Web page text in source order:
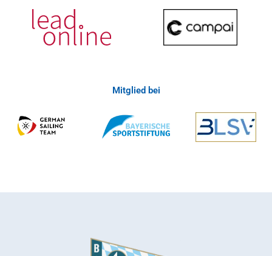
Mitglied bei